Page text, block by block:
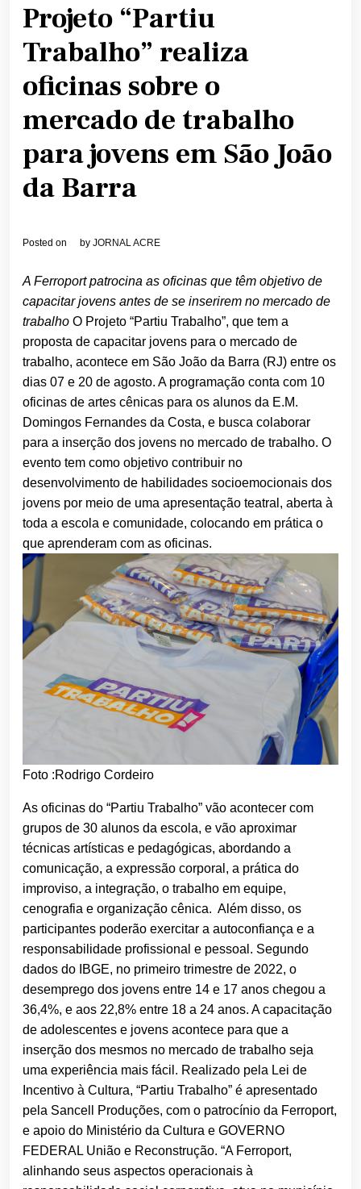
Projeto “Partiu
Trabalho” realiza
oficinas sobre o
mercado de trabalho
para jovens em São João
da Barra
Posted on by JORNAL ACRE
A Ferroport patrocina as oficinas que têm objetivo de
capacitar jovens antes de se inserirem no mercado de
trabalho O Projeto “Partiu Trabalho”, que tem a
proposta de capacitar jovens para o mercado de
trabalho, acontece em São João da Barra (RJ) entre os
dias 07 e 20 de agosto. A programação conta com 10
oficinas de artes cênicas para os alunos da E.M.
Domingos Fernandes da Costa, e busca colaborar
para a inserção dos jovens no mercado de trabalho. O
evento tem como objetivo contribuir no
desenvolvimento de habilidades socioemocionais dos
jovens por meio de uma apresentação teatral, aberta à
toda a escola e comunidade, colocando em prática o
que aprenderam com as oficinas.
Foto :Rodrigo Cordeiro
As oficinas do “Partiu Trabalho” vão acontecer com
grupos de 30 alunos da escola, e vão aproximar
técnicas artísticas e pedagógicas, abordando a
comunicação, a expressão corporal, a prática do
improviso, a integração, o trabalho em equipe,
cenografia e organização cênica. Além disso, os
participantes poderão exercitar a autoconfiança e a
responsabilidade profissional e pessoal. Segundo
dados do IBGE, no primeiro trimestre de 2022, o
desemprego dos jovens entre 14 e 17 anos chegou a
36,4%, e aos 22,8% entre 18 a 24 anos. A capacitação
de adolescentes e jovens acontece para que a
inserção dos mesmos no mercado de trabalho seja
uma experiência mais fácil. Realizado pela Lei de
Incentivo à Cultura, “Partiu Trabalho” é apresentado
pela Sancell Produções, com o patrocínio da Ferroport,
e apoio do Ministério da Cultura e GOVERNO
FEDERAL União e Reconstrução. “A Ferroport,
alinhando seus aspectos operacionais à